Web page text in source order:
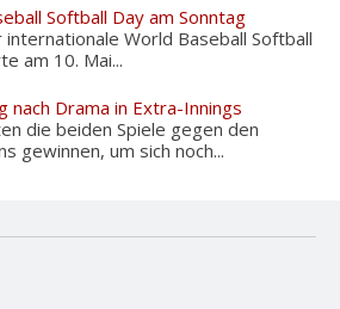
Softball Day am Sonntag
World Baseball Softball
am 10. Mai...
nach Drama in Extra-Innings
die beiden Spiele gegen den
gewinnen, um sich noch...